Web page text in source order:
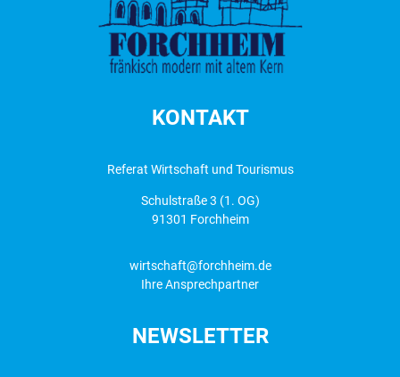
KONTAKT
Referat Wirtschaft und Tourismus
Schulstraße 3 (1. OG)
91301 Forchheim
wirtschaft@forchheim.de
Ihre Ansprechpartner
NEWSLETTER